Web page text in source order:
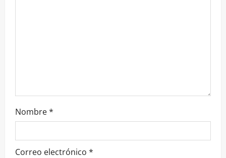
Nombre*
Correo electrónico *